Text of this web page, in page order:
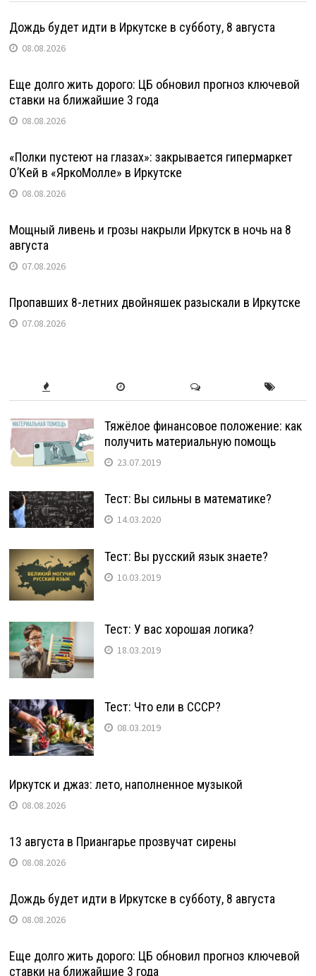
Дождь будет идти в Иркутске в субботу, 8 августа
08.08.2026
Еще долго жить дорого: ЦБ обновил прогноз ключевой
ставки на ближайшие 3 года
08.08.2026
«Полки пустеют на глазах»: закрывается гипермаркет
О’Кей в «ЯркоМолле» в Иркутске
08.08.2026
Мощный ливень и грозы накрыли Иркутск в ночь на 8
августа
07.08.2026
Пропавших 8-летних двойняшек разыскали в Иркутске
07.08.2026
Тяжёлое финансовое положение: как
получить материальную помощь
23.07.2019
Тест: Вы сильны в математике?
14.03.2020
Тест: Вы русский язык знаете?
10.03.2019
Тест: У вас хорошая логика?
18.03.2019
Тест: Что ели в СССР?
08.03.2019
Иркутск и джаз: лето, наполненное музыкой
08.08.2026
13 августа в Приангарье прозвучат сирены
08.08.2026
Дождь будет идти в Иркутске в субботу, 8 августа
08.08.2026
Еще долго жить дорого: ЦБ обновил прогноз ключевой
ставки на ближайшие 3 года